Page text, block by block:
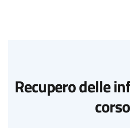
Recupero delle
corso